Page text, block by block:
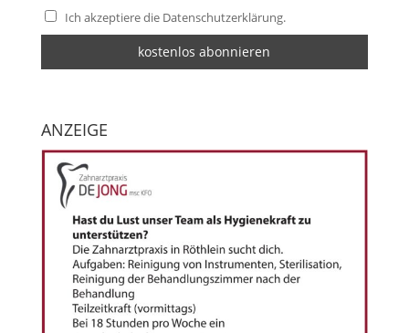
Ich akzeptiere die Datenschutzerklärung.
ANZEIGE